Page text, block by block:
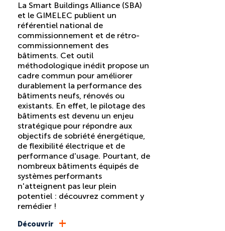
La Smart Buildings Alliance (SBA)
et le GIMELEC publient un
référentiel national de
commissionnement et de rétro-
commissionnement des
bâtiments. Cet outil
méthodologique inédit propose un
cadre commun pour améliorer
durablement la performance des
bâtiments neufs, rénovés ou
existants. En effet, le pilotage des
bâtiments est devenu un enjeu
stratégique pour répondre aux
objectifs de sobriété énergétique,
de flexibilité électrique et de
performance d'usage. Pourtant, de
nombreux bâtiments équipés de
systèmes performants
n'atteignent pas leur plein
potentiel : découvrez comment y
remédier !
Découvrir +